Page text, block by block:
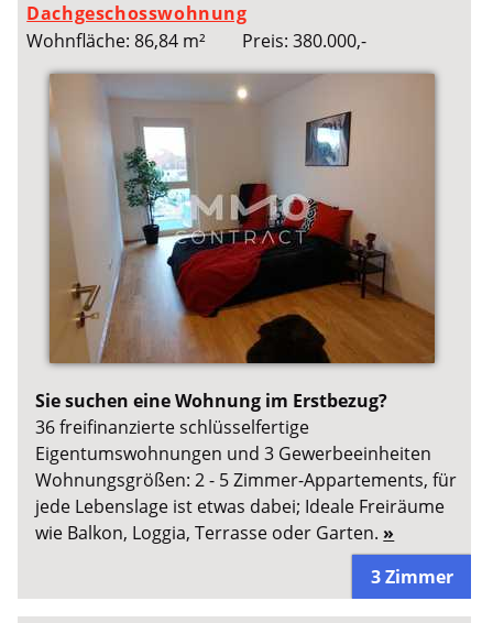
Dachgeschosswohnung
Wohnfläche: 86,84 m²
Preis: 380.000,-
Sie suchen eine Wohnung im Erstbezug?
36 freifinanzierte schlüsselfertige
Eigentumswohnungen und 3 Gewerbeeinheiten
Wohnungsgrößen: 2 - 5 Zimmer-Appartements, für
jede Lebenslage ist etwas dabei; Ideale Freiräume
wie Balkon, Loggia, Terrasse oder Garten. »
3 Zimmer